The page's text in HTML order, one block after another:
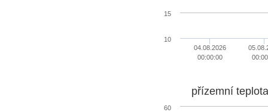
04.08.2026
00:00:00
10
15
přízemní
60